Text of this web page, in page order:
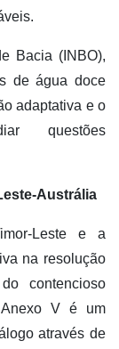
Bacia (INBO),
de água doce
adaptativa e o
questões
Austrália
Leste e a
na resolução
contencioso
Anexo V é um
através de